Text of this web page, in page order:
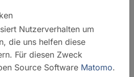
Nutzerverhalten um
die uns helfen diese
Für diesen Zweck
Source Software Matomo.